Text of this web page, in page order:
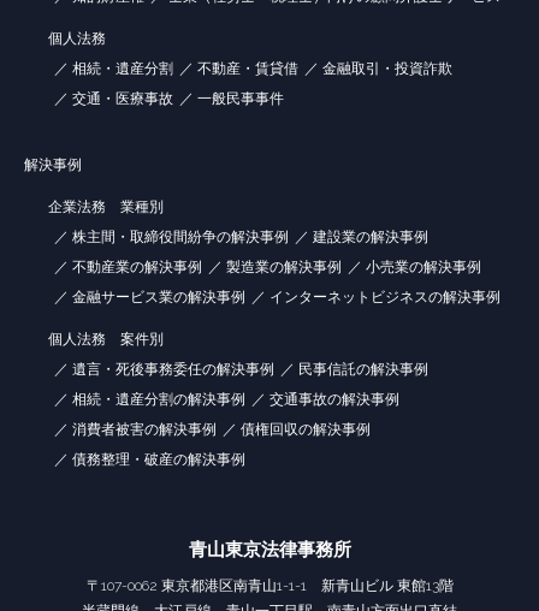
個人法務
相続・遺産分割
不動産・賃貸借
金融取引・投資詐欺
交通・医療事故
一般民事事件
解決事例
企業法務 業種別
株主間・取締役間紛争の解決事例
建設業の解決事例
不動産業の解決事例
製造業の解決事例
小売業の解決事例
金融サービス業の解決事例
インターネットビジネスの解決事例
個人法務 案件別
遺言・死後事務委任の解決事例
民事信託の解決事例
相続・遺産分割の解決事例
交通事故の解決事例
消費者被害の解決事例
債権回収の解決事例
債務整理・破産の解決事例
青山東京法律事務所
〒107-0062 東京都港区南青山1-1-1 新青山ビル 東館13階